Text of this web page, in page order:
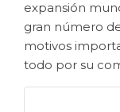
expansión
gran número
motivos
todo por su